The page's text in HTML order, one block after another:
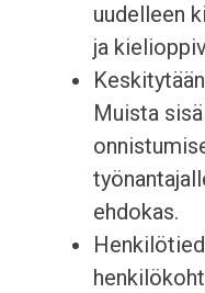
uudelleen
ja
Muista
ehdokas.